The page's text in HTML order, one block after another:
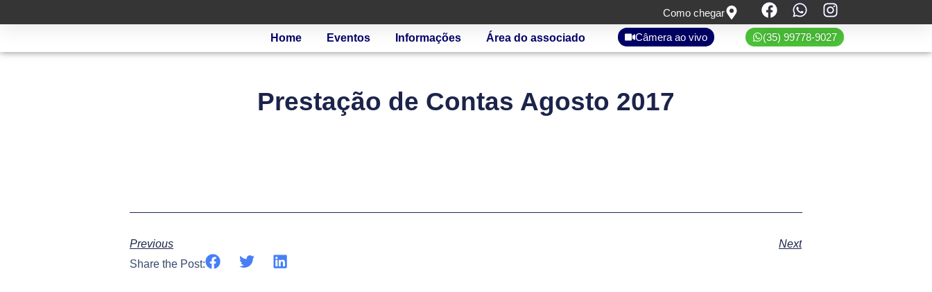
Como chegar
Home Eventos Informações Área do associado Câmera ao vivo (35) 99778-9027
Prestação de Contas Agosto 2017
Previous
Next
Share the Post: